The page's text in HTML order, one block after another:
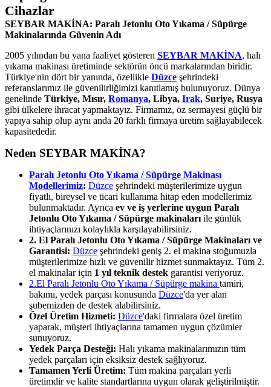
Cihazlar
SEYBAR MAKİNA: Paralı Jetonlu Oto Yıkama / Süpürge
Makinalarında Güvenin Adı
2005 yılından bu yana faaliyet gösteren SEYBAR MAKİNA, halı
yıkama makinası üretiminde sektörün öncü markalarından biridir.
Türkiye'nin dört bir yanında, özellikle Düzce şehrindeki
referanslarımız ile güvenilirliğimizi kanıtlamış bulunuyoruz. Dünya
genelinde Türkiye, Mısır, Romanya, Libya, Irak, Suriye, Rusya
gibi ülkelere ihracat yapmaktayız. Firmamız, öz sermayesi güçlü bir
yapıya sahip olup aynı anda 20 farklı firmaya üretim sağlayabilecek
kapasitededir.
Neden SEYBAR MAKİNA?
Paralı Jetonlu Oto Yıkama / Süpürge Makinası
Modellerimiz: Düzce şehrindeki müşterilerimize uygun
fiyatlı, bireysel ve ticari kullanıma hitap eden modellerimiz
bulunmaktadır. Ayrıca ev ve iş yerlerine uygun Paralı
Jetonlu Oto Yıkama / Süpürge makinaları ile günlük
ihtiyaçlarınızı kolaylıkla karşılayabilirsiniz.
2. El Paralı Jetonlu Oto Yıkama / Süpürge Makinaları ve
Garantisi: Düzce şehrindeki geniş 2. el makina stoğumuzla
müşterilerimize hızlı ve güvenilir hizmet sunmaktayız. Tüm 2.
el makinalar için 1 yıl teknik destek garantisi veriyoruz.
2.El Paralı Jetonlu Oto Yıkama / Süpürge makina tamiri,
bakımı, yedek parçası konusunda Düzce'da yer alan
şubemizden de destek alabilirsiniz.
Özel Üretim Hizmeti: Düzce'daki firmalara özel üretim
yaparak, müşteri ihtiyaçlarına tamamen uygun çözümler
sunuyoruz.
Yedek Parça Desteği: Halı yıkama makinalarımızın tüm
yedek parçaları için eksiksiz destek sağlıyoruz.
Tamamen Yerli Üretim: Tüm makina parçaları yerli
üretimdir ve kalite standartlarına uygun olarak geliştirilmiştir.